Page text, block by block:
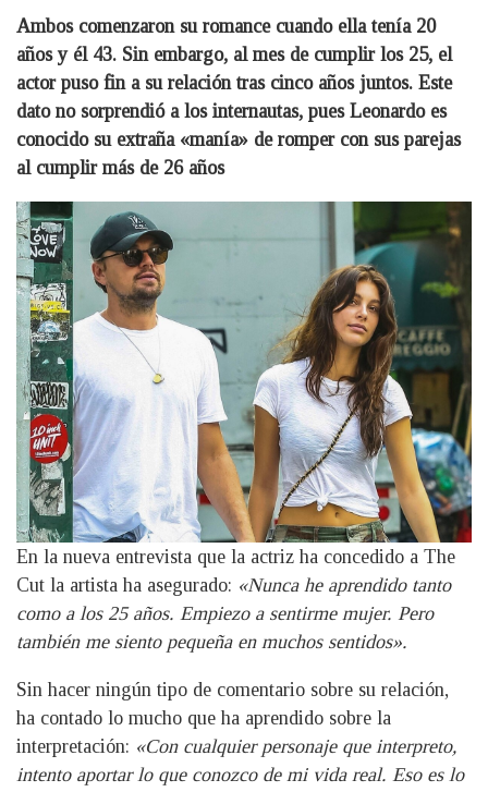
Ambos comenzaron su romance cuando ella tenía 20
años y él 43. Sin embargo, al mes de cumplir los 25, el
actor puso fin a su relación tras cinco años juntos. Este
dato no sorprendió a los internautas, pues Leonardo es
conocido su extraña «manía» de romper con sus parejas
al cumplir más de 26 años
En la nueva entrevista que la actriz ha concedido a The
Cut la artista ha asegurado: «Nunca he aprendido tanto
como a los 25 años. Empiezo a sentirme mujer. Pero
también me siento pequeña en muchos sentidos».
Sin hacer ningún tipo de comentario sobre su relación,
ha contado lo mucho que ha aprendido sobre la
interpretación: «Con cualquier personaje que interpreto,
intento aportar lo que conozco de mi vida real. Eso es lo